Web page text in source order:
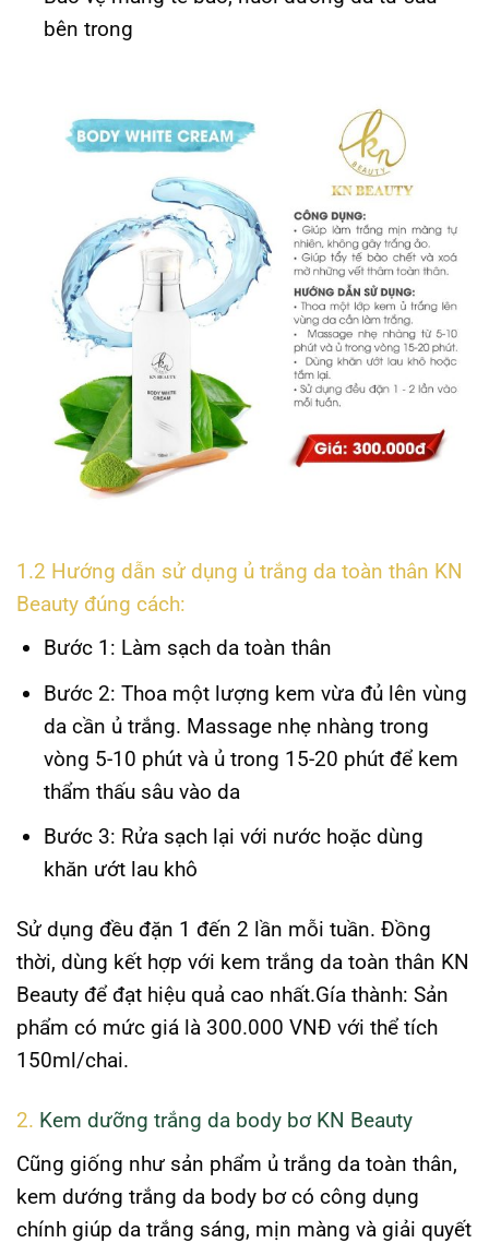
bên trong
1.2 Hướng dẫn sử dụng ủ trắng da toàn thân KN
Beauty đúng cách:
Bước 1: Làm sạch da toàn thân
Bước 2: Thoa một lượng kem vừa đủ lên vùng
da cần ủ trắng. Massage nhẹ nhàng trong
vòng 5-10 phút và ủ trong 15-20 phút để kem
thẩm thấu sâu vào da
Bước 3: Rửa sạch lại với nước hoặc dùng
khăn ướt lau khô
Sử dụng đều đặn 1 đến 2 lần mỗi tuần. Đồng
thời, dùng kết hợp với kem trắng da toàn thân KN
Beauty để đạt hiệu quả cao nhất.Gía thành: Sản
phẩm có mức giá là 300.000 VNĐ với thể tích
150ml/chai.
2. Kem dưỡng trắng da body bơ KN Beauty
Cũng giống như sản phẩm ủ trắng da toàn thân,
kem dướng trắng da body bơ có công dụng
chính giúp da trắng sáng, mịn màng và giải quyết